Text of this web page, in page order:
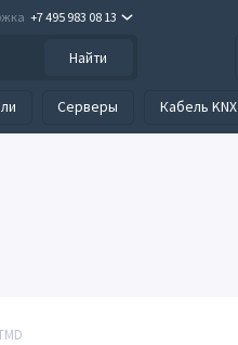
+7 495 983 08 13
Найти
Серверы Кабель KNX